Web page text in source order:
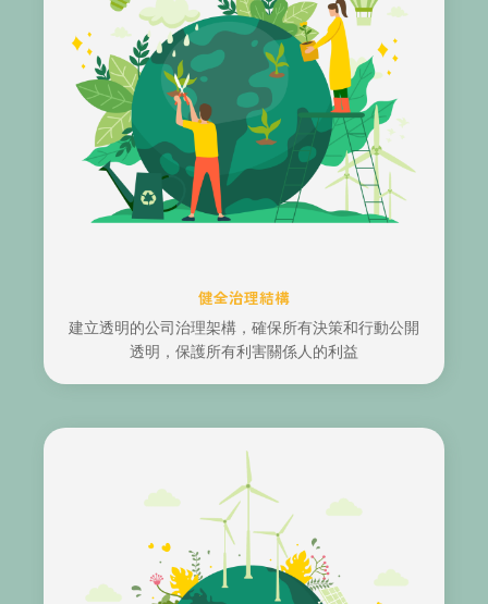
健全治理結構
建立透明的公司治理架構，確保所有決策和行動公開
透明，保護所有利害關係人的利益